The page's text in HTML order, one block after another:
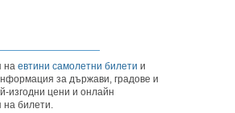
на евтини самолетни билети и
за държави, градове и
изгодни цени и онлайн
на билети.